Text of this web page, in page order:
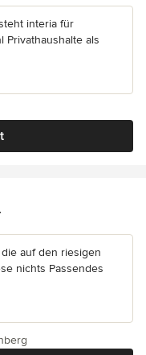
interia für
Privathaushalte als
auf den riesigen
nichts Passendes